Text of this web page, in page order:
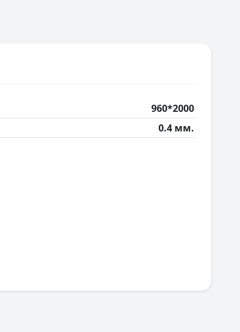
960*2000
0.4 мм.